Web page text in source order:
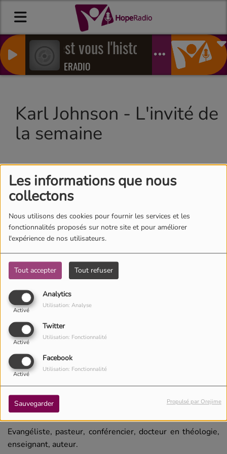
Les informations que nous
collectons
Nous utilisons des cookies pour fournir les services et les
fonctionnalités proposés sur notre site et pour améliorer
l'expérience de nos utilisateurs.
Tout accepter Tout refuser
Analytics
Activé
Utilisation: Analyse
Twitter
Activé
Utilisation: Fonctionnalité
Facebook
Activé
Utilisation: Fonctionnalité
Sauvegarder Propulsé par Orejime
C'est vous l'histoire
HOPERADIO
Karl Johnson - L'invité de
la semaine
Écouter le podcast Télécharger le podcast
Evangéliste, pasteur, conférencier, docteur en théologie,
enseignant, auteur.